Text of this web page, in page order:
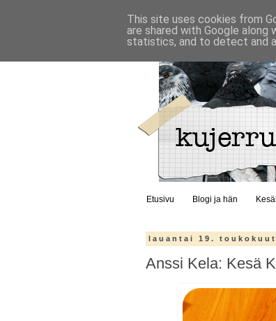
Etusivu Blogi ja hän
lauantai 19.
Anssi Kela: Kesä
This site uses cookies from
are shared with Google
statistics, and to detect and